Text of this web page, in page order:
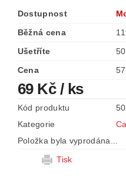
Dostupnost
Běžná cena
Ušetříte
Cena
69 Kč / ks
Kód produktu
Kategorie
Položka byla vyprodána...
Tisk